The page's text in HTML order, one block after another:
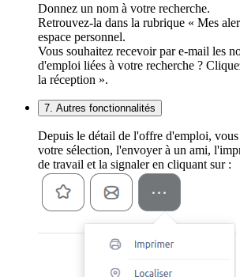
Donnez un nom à votre recherche.
Retrouvez-la dans la rubrique « Mes
espace personnel.
Vous souhaitez recevoir par e-mail les
d'emploi liées à votre recherche ?
la réception ».
7. Autres fonctionnalités
Depuis le détail de l'offre d'emploi,
votre sélection, l'envoyer à un ami,
de travail et la signaler en cliquant sur :